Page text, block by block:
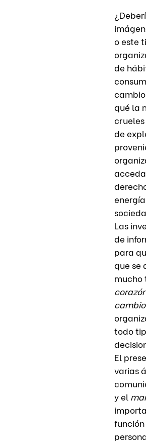
o este
de
qué la
de
Las
de
para
que se
mucho
todo
El
varias
y el